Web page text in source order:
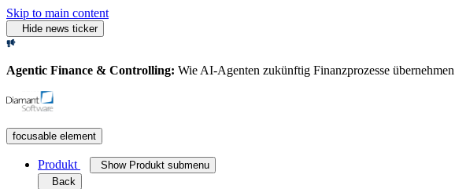
Skip to main content
Hide news ticker
Agentic Finance & Controlling: Wie AI‑Agenten zukünftig Finanzprozesse übernehmen
focusable element
Produkt
Show Produkt submenu
Back